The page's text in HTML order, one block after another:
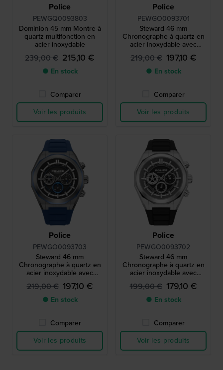
Police
PEWGQ0093803
Dominion 45 mm Montre à
quartz multifonction en
acier inoxydable
239,00 € 215,10 €
● En stock
Comparer
Voir les produits
Police
PEWGO0093701
Steward 46 mm
Chronographe à quartz en
acier inoxydable avec
cadran 24h
219,00 € 197,10 €
● En stock
Comparer
Voir les produits
Police
PEWGO0093703
Steward 46 mm
Chronographe à quartz en
acier inoxydable avec
cadran 24h
219,00 € 197,10 €
● En stock
Comparer
Voir les produits
Police
PEWGO0093702
Steward 46 mm
Chronographe à quartz en
acier inoxydable avec
cadran 24h
199,00 € 179,10 €
● En stock
Comparer
Voir les produits